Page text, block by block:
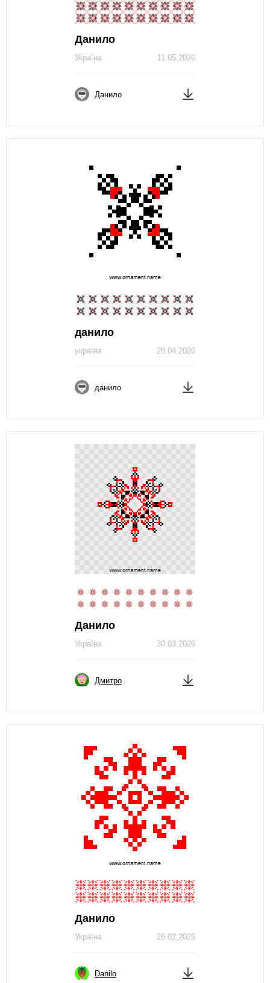
Данило
11.05.2026
Україна
Данило
данило
28.04.2026
україна
данило
Данило
30.03.2026
Україна
Дмитро
Данило
26.02.2025
Україна
Danilo